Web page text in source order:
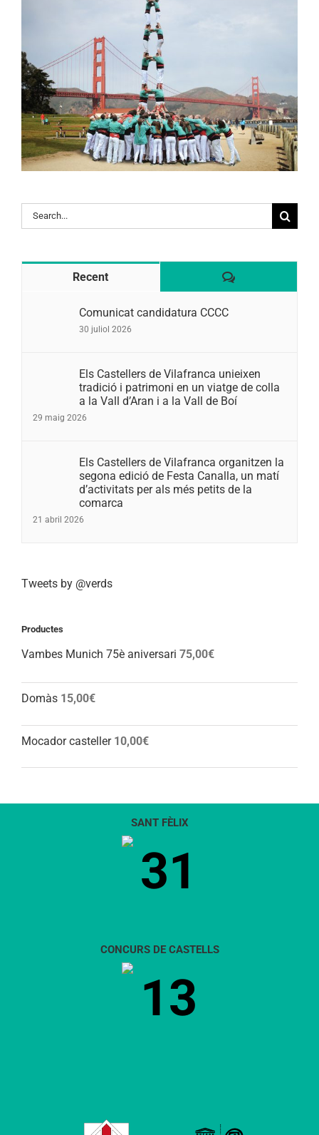
Search
for:
Recent Comentaris
Comunicat candidatura CCCC
30 juliol 2026
Els Castellers de Vilafranca unieixen
tradició i patrimoni en un viatge de colla
a la Vall d’Aran i a la Vall de Boí
29 maig 2026
Els Castellers de Vilafranca organitzen la
segona edició de Festa Canalla, un matí
d’activitats per als més petits de la
comarca
21 abril 2026
Tweets by @verds
Productes
Vambes Munich 75è aniversari 75,00€
Domàs 15,00€
Mocador casteller 10,00€
SANT FÈLIX
31
CONCURS DE CASTELLS
13